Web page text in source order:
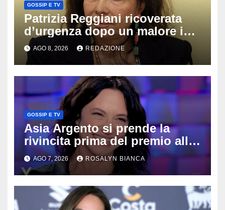
GOSSIP E TV
Patrizia Reggiani ricoverata
d’urgenza dopo un malore in
vacanza: come sta oggi l’ex
Lady Gucci
AGO 8, 2026 REDAZIONE
GOSSIP E TV
Asia Argento si prende la
rivincita prima del premio alla
carriera: «Mi chiamano
raccomandata e cagna»
AGO 7, 2026 ROSALYN BIANCA